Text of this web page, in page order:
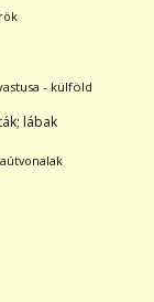
- külföld
lábak